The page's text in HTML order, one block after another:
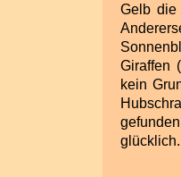
Gelb die
Giraffen
kein